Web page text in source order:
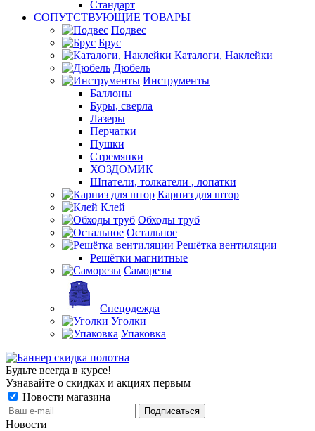
Стандарт
СОПУТСТВУЮЩИЕ ТОВАРЫ
Подвес
Брус
Каталоги, Наклейки
Дюбель
Инструменты
Баллоны
Буры, сверла
Лазеры
Перчатки
Пушки
Стремянки
ХОЗДОМИК
Шпатели, толкатели , лопатки
Карниз для штор
Клей
Обходы труб
Остальное
Решётка вентиляции
Решётки магнитные
Саморезы
Спецодежда
Уголки
Упаковка
Будьте всегда в курсе!
Узнавайте о скидках и акциях первым
Новости магазина
Новости